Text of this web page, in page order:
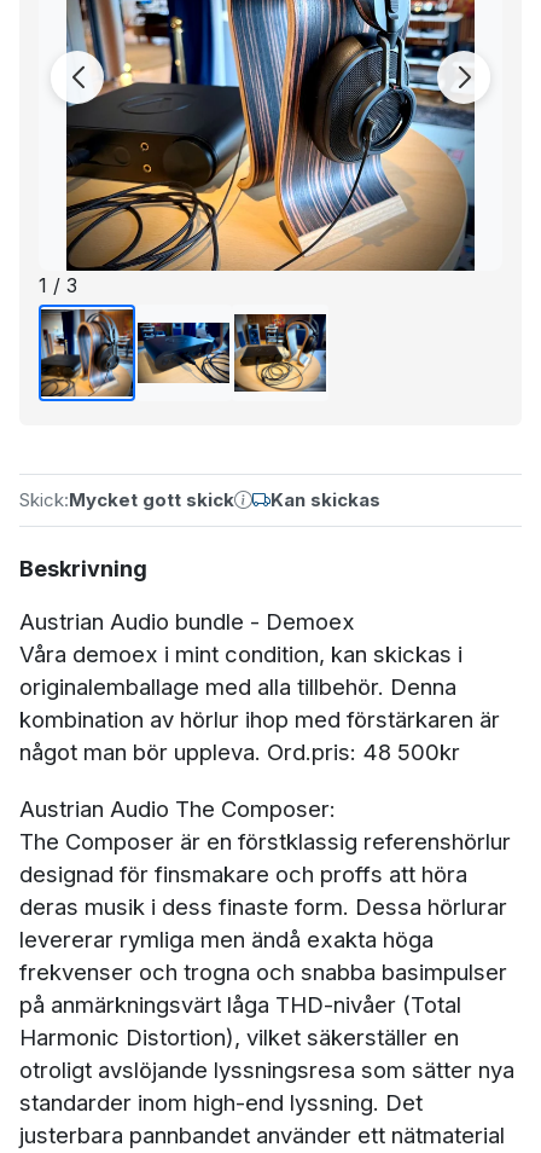
1 / 3
Skick:Mycket gott skick Kan skickas
Beskrivning
Austrian Audio bundle - Demoex
Våra demoex i mint condition, kan skickas i
originalemballage med alla tillbehör. Denna
kombination av hörlur ihop med förstärkaren är
något man bör uppleva. Ord.pris: 48 500kr
Austrian Audio The Composer:
The Composer är en förstklassig referenshörlur
designad för finsmakare och proffs att höra
deras musik i dess finaste form. Dessa hörlurar
levererar rymliga men ändå exakta höga
frekvenser och trogna och snabba basimpulser
på anmärkningsvärt låga THD-nivåer (Total
Harmonic Distortion), vilket säkerställer en
otroligt avslöjande lyssningsresa som sätter nya
standarder inom high-end lyssning. Det
justerbara pannbandet använder ett nätmaterial